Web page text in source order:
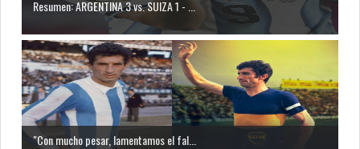
Resumen: ARGENTINA 3 vs. SUIZA 1 - ...
"Con mucho pesar, lamentamos el fal...